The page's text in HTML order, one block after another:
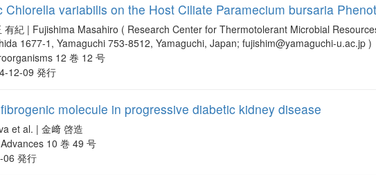
Chlorella variabilis on the Host Ciliate Paramecium bursaria
有紀 | Fujishima Masahiro ( Research Center for Thermotolerant Microbial
1677-1, Yamaguchi 753-8512, Yamaguchi, Japan; fujishim@yamaguchi-u.ac.jp )
12 巻 12 号
12-09 発行
molecule in progressive diabetic kidney disease
et al. | 金﨑 啓造
10 巻 49 号
06 発行